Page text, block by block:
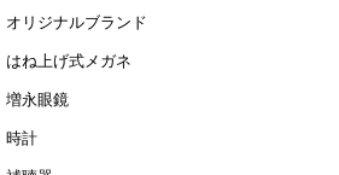
オリジナルブランド
はね上げ式メガネ
増永眼鏡
時計